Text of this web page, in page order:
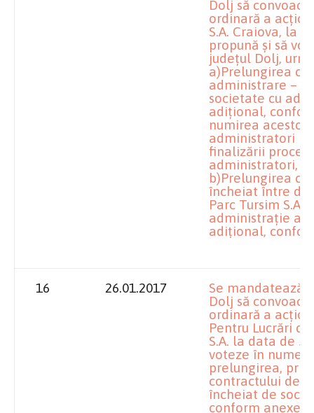
Dolj să
ordinară a
S.A. Craiova, la
propună şi să
judeţul Dolj,
a)Prelungirea
administrare –
societate cu
adiţional,
numirea
administratori
finalizării
administratori,
b)Prelungirea
încheiat între
Parc Tursim S.A.
administraţie al
adiţional,
16 26.01.2017
Se mandatează
Dolj să
ordinară a
Pentru Lucrări
S.A. la data de
voteze în
prelungirea,
contractului de
încheiat de
conform anexei